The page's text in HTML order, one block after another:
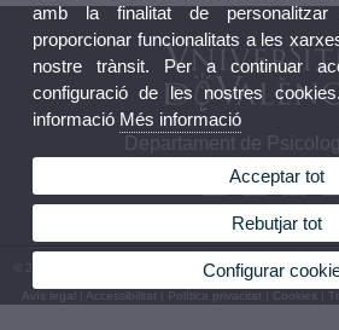
Departament de
© 2026 UV. - Avda. Blasco Ibáñez, 21. 46010 València.
Avís legal |Accessibilitat Política privacitat Cookies
amb la finalitat de personalitzar
proporcionar funcionalitats a les
nostre trànsit. Per a continuar
configuració de les nostres
informació Més informació
Acceptar tot
Rebutjar tot
Configurar